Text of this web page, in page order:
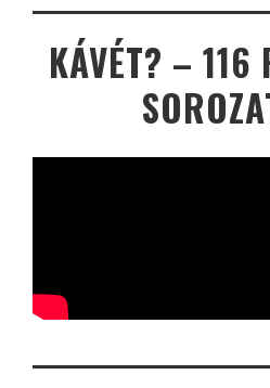
KÁVÉT? – 116